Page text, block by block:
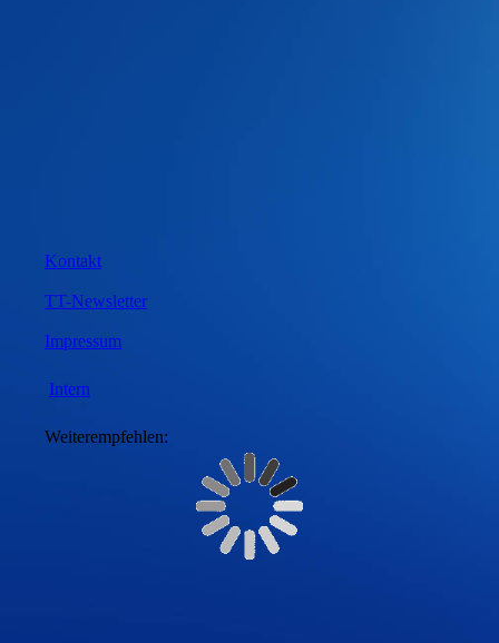
Kontakt
TT-Newsletter
Impressum
Intern
Weiterempfehlen: